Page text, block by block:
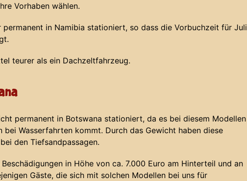
Vorhaben wählen.
permanent in Namibia stationiert, so dass die Vorbuchzeit für Juli
teurer als ein Dachzeltfahrzeug.
permanent in Botswana stationiert, da es bei diesem Modellen
bei Wasserfahrten kommt. Durch das Gewicht haben diese
den Tiefsandpassagen.
in Höhe von ca. 7.000 Euro am Hinterteil und an
Gäste, die sich mit solchen Modellen bei uns für